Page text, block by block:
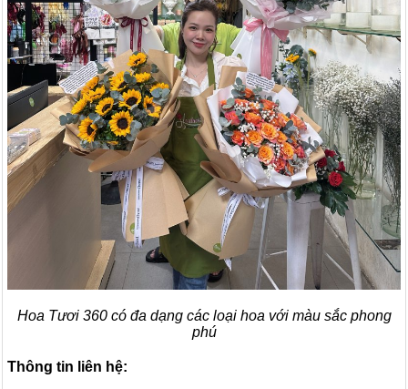
Hoa Tươi 360 có đa dạng các loại hoa với màu sắc phong
phú
Thông tin liên hệ: